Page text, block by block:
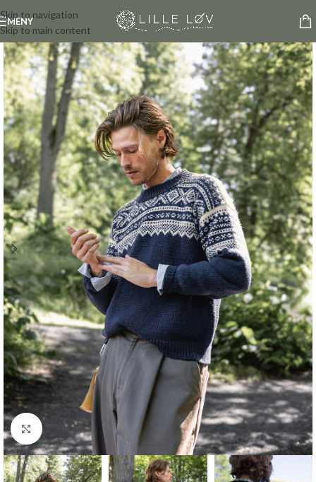
Skip to navigation
Skip to main content
MENY
Click to enlarge